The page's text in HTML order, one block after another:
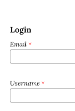
Login
Email *
Username *